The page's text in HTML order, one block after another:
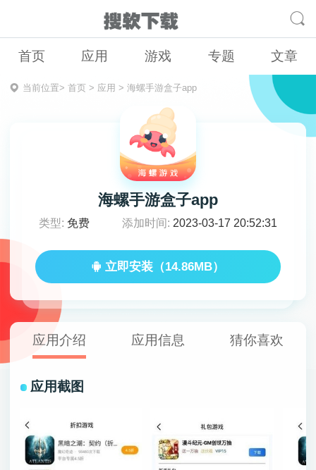
首页 应用 游戏 专题 文章
当前位置> 首页> 应用 > 海螺手游盒子app
海螺手游盒子app
类型: 免费 添加时间: 2023-03-17 20:52:31
立即安装（14.86MB）
应用介绍 应用信息 猜你喜欢
应用截图